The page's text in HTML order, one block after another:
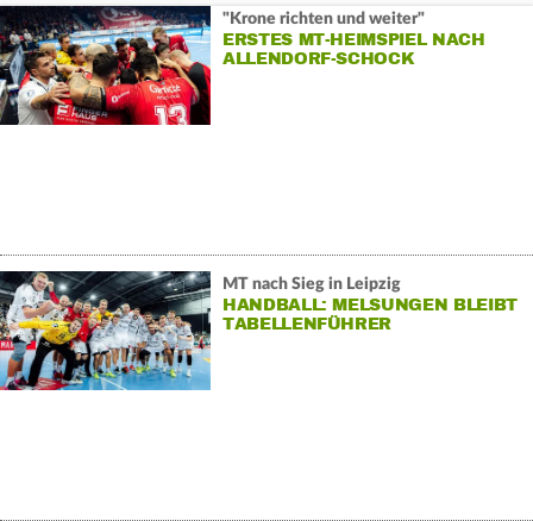
"Krone richten und weiter"
ERSTES MT-HEIMSPIEL NACH
ALLENDORF-SCHOCK
MT nach Sieg in Leipzig
HANDBALL: MELSUNGEN BLEIBT
TABELLENFÜHRER